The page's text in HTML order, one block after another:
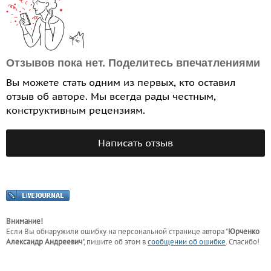
Отзывов пока нет. Поделитесь впечатлениями
Вы можете стать одним из первых, кто оставил
отзыв об авторе. Мы всегда рады честным,
конструктивным рецензиям.
Написать отзыв
Внимание!
Если Вы обнаружили ошибку на персональной странице автора "Юрченко
Александр Андреевич", пишите об этом всообщении об ошибке. Спасибо!